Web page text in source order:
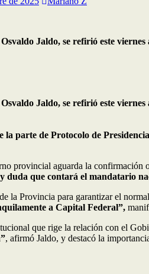
Jaldo, se refirió este
Jaldo, se refirió este
parte de Protocolo de
provincial aguarda la confirmación
duda que contará el mandatario
la Provincia para garantizar el
a Capital Federal”,
que rige la relación con el
, afirmó Jaldo, y destacó la